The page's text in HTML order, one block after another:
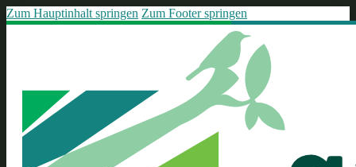
Zum Hauptinhalt springen Zum Footer springen